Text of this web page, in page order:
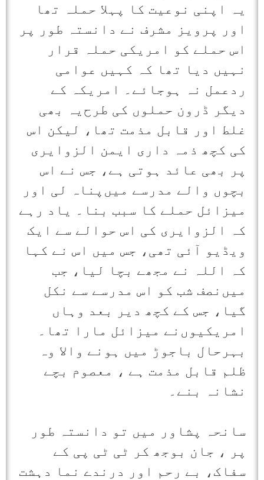
یہ اپنی نوعیت کا پہلا حملہ تھا
اور پرویز مشرف نے دانستہ طور پر
اس حملے کو امریکی حملہ قرار
نہیں دیا تھا کہ کہیں عوامی
ردعمل نہ ہوجائے۔ امریکہ کے
دیگر ڈرون حملوں‌ کی طرح‌یہ بھی
غلط اور قابل مذمت تھا، لیکن اس
کی کچھ ذمہ داری ایمن الزوایری
پر بھی عائد ہوتی ہے، جس نے اس
بچوں والے مدرسے میں‌پناہ لی اور
میزائل حملے کا سبب بنا۔ یاد رہے
کہ الزوایری کی اس حوالے سے ایک
ویڈیو آئی تھی، جس میں اس نے کہا
کہ اللہ نے مجھے بچا لیا، جب
میں‌نصف شب کو اس مدرسے سے نکل
گیا، جس کے کچھ دیر بعد وہاں
امریکیوں‌نے میزائل مارا تھا۔
بہرحال باجوڑ میں ہونے والا وہ
ظلم قابل مذمت ہے ، معصوم بچے
نشانہ بنے۔
سانحہ پشاور میں تو دانستہ طور
پر ، جان بوجھ کر ٹی ٹی پی کے
سفاک، بے رحم اور درندے نما دہشت